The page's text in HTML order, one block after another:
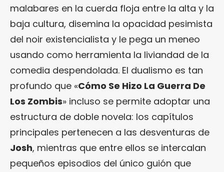
malabares en la cuerda floja entre la alta y la
baja cultura, disemina la opacidad pesimista
del noir existencialista y le pega un meneo
usando como herramienta la liviandad de la
comedia despendolada. El dualismo es tan
profundo que «Cómo Se Hizo La Guerra De
Los Zombis» incluso se permite adoptar una
estructura de doble novela: los capítulos
principales pertenecen a las desventuras de
Josh, mientras que entre ellos se intercalan
pequeños episodios del único guión que